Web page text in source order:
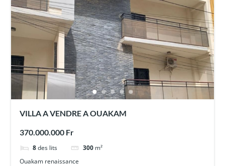
VILLA A VENDRE A OUAKAM
370.000.000 Fr
8 des lits 300 m²
Ouakam renaissance